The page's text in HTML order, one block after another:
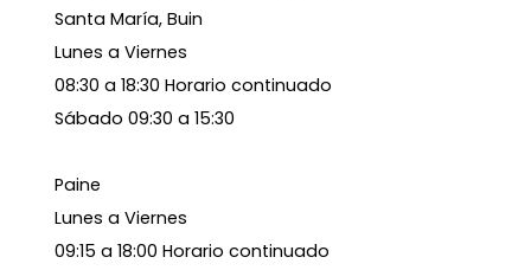
Santa María, Buin
Lunes a Viernes
08:30 a 18:30 Horario continuado
Sábado 09:30 a 15:30
Paine
Lunes a Viernes
09:15 a 18:00 Horario continuado